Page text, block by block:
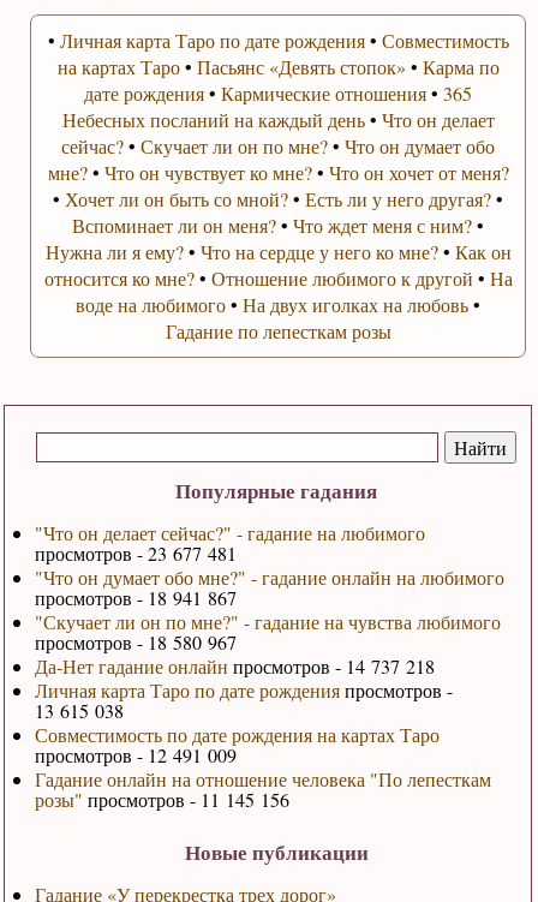
Популярные гадания
"Что он делает сейчас?" - гадание на любимого
просмотров - 23 677 481
"Что он думает обо мне?" - гадание онлайн на любимого
просмотров - 18 941 867
"Скучает ли он по мне?" - гадание на чувства любимого
просмотров - 18 580 967
Да-Нет гадание онлайн просмотров - 14 737 218
Личная карта Таро по дате рожденияпросмотров -
13 615 038
Совместимость по дате рождения на картах Таро
просмотров - 12 491 009
Гадание онлайн на отношение человека "По лепесткам
розы" просмотров - 11 145 156
Новые публикации
Гадание «У перекрестка трех дорог»
• Личная карта Таро по дате рождения• Совместимость
на картах Таро• Пасьянс «Девять стопок» • Карма по
дате рождения•Кармические отношения•365
Небесных посланий на каждый день• Что он делает
сейчас?•Скучает ли он по мне?•Что он думает обо
мне?• Что он чувствует ко мне?• Что он хочет от меня?
• Хочет ли он быть со мной?•Есть ли у него другая?•
Вспоминает ли он меня?•Что ждет меня с ним?•
Нужна ли я ему?• Что на сердце у него ко мне?• Как он
относится ко мне?• Отношение любимого к другой • На
воде на любимого•На двух иголках на любовь•
Гадание по лепесткам розы